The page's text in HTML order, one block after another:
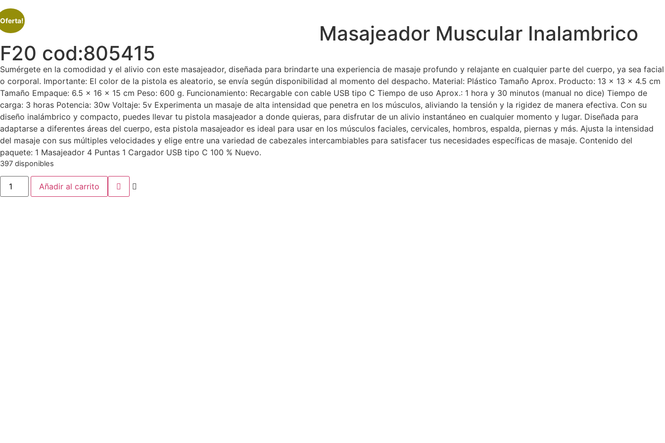
Masajeador Muscular Inalambrico
F20 cod:805415
Sumérgete en la comodidad y el alivio con este masajeador, diseñada para brindarte una experiencia de masaje profundo y relajante en cualquier parte del cuerpo, ya sea facial
o corporal. Importante: El color de la pistola es aleatorio, se envía según disponibilidad al momento del despacho. Material: Plástico Tamaño Aprox. Producto: 13 x 13 x 4.5 cm
Tamaño Empaque: 6.5 x 16 x 15 cm Peso: 600 g. Funcionamiento: Recargable con cable USB tipo C Tiempo de uso Aprox.: 1 hora y 30 minutos (manual no dice) Tiempo de
carga: 3 horas Potencia: 30w Voltaje: 5v Experimenta un masaje de alta intensidad que penetra en los músculos, aliviando la tensión y la rigidez de manera efectiva. Con su
diseño inalámbrico y compacto, puedes llevar tu pistola masajeador a donde quieras, para disfrutar de un alivio instantáneo en cualquier momento y lugar. Diseñada para
adaptarse a diferentes áreas del cuerpo, esta pistola masajeador es ideal para usar en los músculos faciales, cervicales, hombros, espalda, piernas y más. Ajusta la intensidad
del masaje con sus múltiples velocidades y elige entre una variedad de cabezales intercambiables para satisfacer tus necesidades específicas de masaje. Contenido del
paquete: 1 Masajeador 4 Puntas 1 Cargador USB tipo C 100 % Nuevo.
397 disponibles
Añadir al carrito